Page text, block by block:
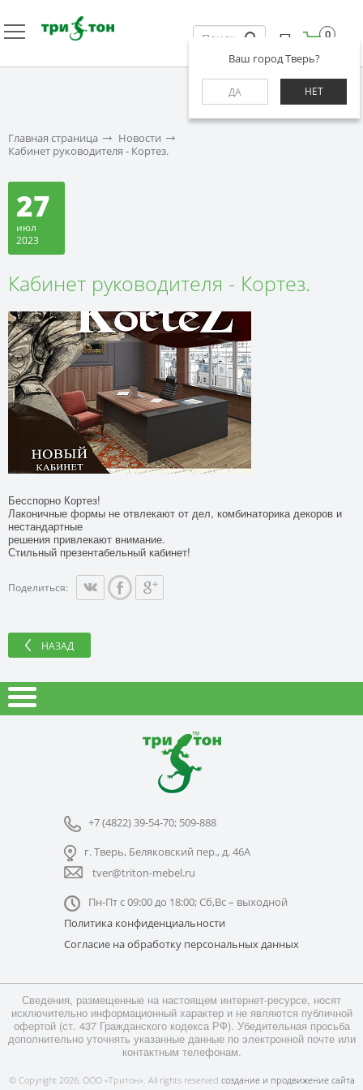
Ваш город Тверь?
ДА НЕТ
0
Главная страница
Новости
Кабинет руководителя - Кортез.
27
июл
2023
Кабинет руководителя - Кортез.
Бесспорно Кортез!
Лаконичные формы не отвлекают от дел, комбинаторика декоров и
нестандартные
решения привлекают внимание.
Стильный презентабельный кабинет!
Поделиться:
НАЗАД
+7 (4822) 39-54-70; 509-888
г. Тверь, Беляковский пер., д. 46А
tver@triton-mebel.ru
Пн-Пт с 09:00 до 18:00; Сб,Вс – выходной
Политика конфиденциальности
Согласие на обработку персональных данных
Сведения, размещенные на настоящем интернет-ресурсе, носят
исключительно информационный характер и не являются публичной
офертой (ст. 437 Гражданского кодекса РФ). Убедительная просьба
дополнительно уточнять указанные данные по электронной почте или
контактным телефонам.
© Copyright 2026, ООО «Тритон». All rights reserved создание и продвижение сайта